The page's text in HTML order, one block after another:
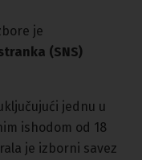
je
(SNS)
jednu u
ishodom od 18
je izborni savez